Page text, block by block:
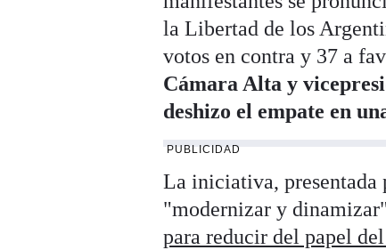
la Libertad de los
votos en contra y 37 a
Cámara Alta y
deshizo el empate en
PUBLICIDAD
La iniciativa, presentada
"modernizar y
para reducir del papel